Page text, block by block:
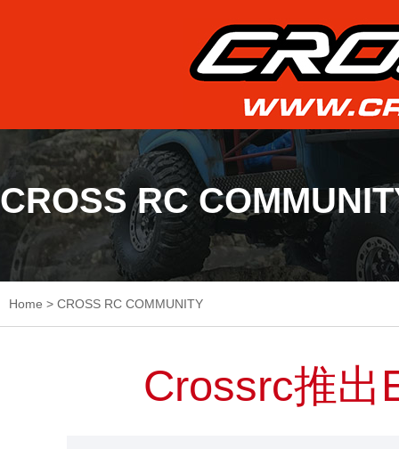
CROSS RC
Home > CROSS RC COMMUNITY
Crossrc推出